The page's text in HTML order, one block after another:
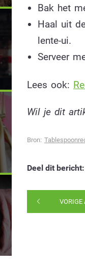
Bak het
Haal uit
lente-ui.
Serveer
Lees ook:
Wil je dit
Bron:
Deel dit bericht:
VORIGE